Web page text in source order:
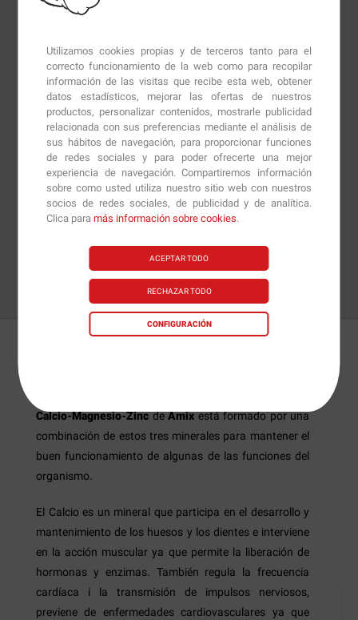
Utilizamos cookies propias y de terceros tanto para el
correcto funcionamiento de la web como para recopilar
información de las visitas que recibe esta web, obtener
datos estadísticos, mejorar las ofertas de nuestros
productos, personalizar contenidos, mostrarle publicidad
relacionada con sus preferencias mediante el análisis de
sus hábitos de navegación, para proporcionar funciones
de redes sociales y para poder ofrecerte una mejor
experiencia de navegación. Compartiremos información
sobre como usted utiliza nuestro sitio web con nuestros
socios de redes sociales, de publicidad y de analítica.
Clica paramás información sobre cookies.
ACEPTAR TODO
RECHAZAR TODO
CONFIGURACIÓN
Calcio-Magnesio-ZincdeAmixestá formado por una
combinación de estos tres minerales para mantener el
buen funcionamiento de algunas de las funciones del
organismo.
El Calcio es un mineral que participa en el desarrollo y
mantenimiento de los huesos y los dientes e interviene
en la acción muscular ya que permite la liberación de
hormonas y enzimas. También regula la frecuencia
cardíaca i la transmisión de impulsos nerviosos,
previene de enfermedades cardiovasculares ya que